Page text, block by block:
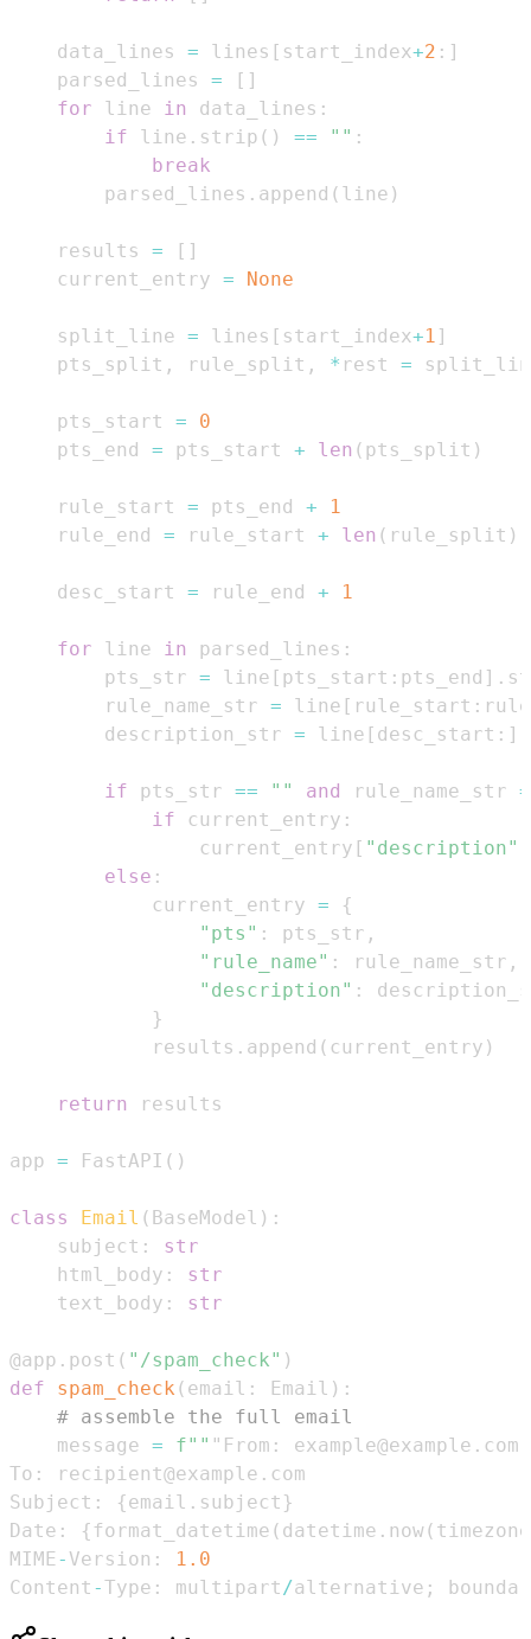
    data_lines
= lines [ start_index+2 : ]
    parsed_lines
= [ ]
for line in data_lines :
if line . strip ( ) == "" :
break
        parsed_lines
. append ( line )
    results
= [ ]
    current_entry
= None
    split_line
= lines [ start_index+1 ]
    pts_split
, rule_split , * rest =
    pts_start
=
0
    pts_end
= pts_start + len ( pts_split )
    rule_start
= pts_end +
1
    rule_end
= rule_start + len ( rule_split )
    desc_start
= rule_end + 1
for line in parsed_lines :
        pts_str
= line [ pts_start : pts_end ] .
        rule_name_str
= line [ rule_start :
        description_str
= line [ desc_start : ]
if pts_str == "" and rule_name_str
if current_entry :
                current_entry
[ "description"
else :
            current_entry
=
{
"pts" : pts_str ,
"rule_name" : rule_name_str ,
"description" :
}
            results
. append ( current_entry )
return
app = FastAPI ( )
class Email ( BaseModel ) :
    subject
:
str
    html_body
:
str
    text_body
: str
@app . post ( "/spam_check" )
def
spam_check ( email : Email ) :
# assemble the full email
    message
= f"" "From : example@example .
To : recipient@example .
Subject : {email . subject }
Date : {format_datetime ( datetime . now( timezone
MIME- Version :
1.0
Content -Type : multipart/alternative ;